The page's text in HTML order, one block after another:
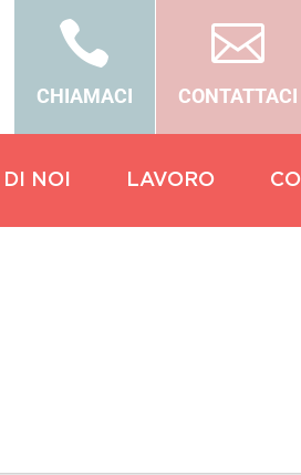

CHIAMACI

CONTATTACI
NOI LAVORO